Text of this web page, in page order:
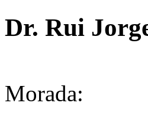
Dr. Rui
Morada: